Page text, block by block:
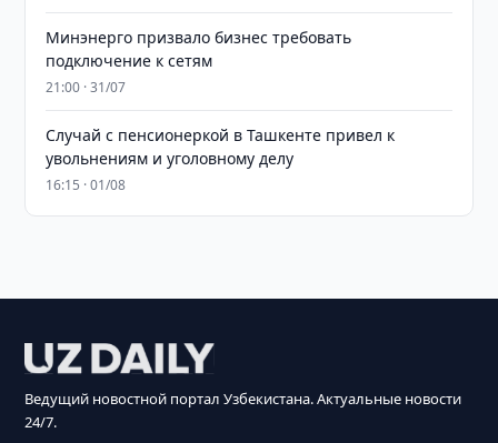
Минэнерго призвало бизнес требовать
подключение к сетям
21:00 · 31/07
Случай с пенсионеркой в Ташкенте привел к
увольнениям и уголовному делу
16:15 · 01/08
Ведущий новостной портал Узбекистана. Актуальные новости
24/7.